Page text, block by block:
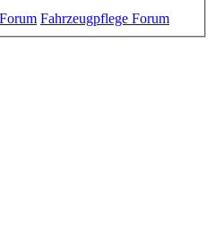
Fahrzeugpflege Forum